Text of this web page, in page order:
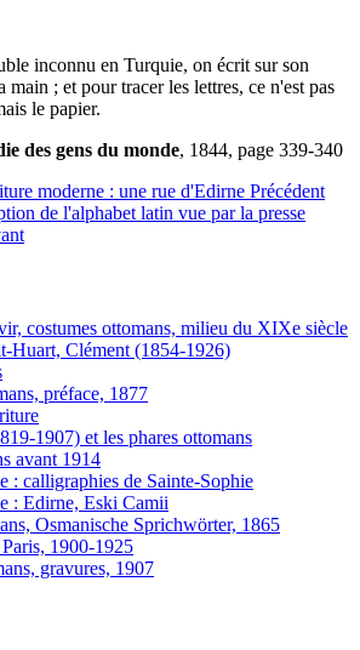
inconnu en Turquie, on écrit sur son
main ; et pour tracer les lettres, ce n'est pas
le papier.
des gens du monde, 1844, page 339-340
moderne : une rue d'Edirne Précédent
de l'alphabet latin vue par la presse
costumes ottomans, milieu du XIXe siècle
Huart, Clément (1854-1926)
préface, 1877
1907) et les phares ottomans
avant 1914
: calligraphies de Sainte-Sophie
: Edirne, Eski Camii
Osmanische Sprichwörter, 1865
1900-1925
gravures, 1907